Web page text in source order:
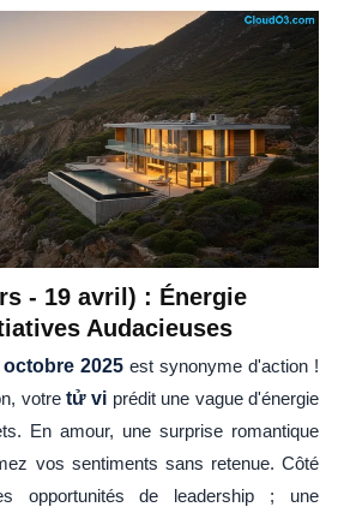
- 19 avril) : Énergie
Audacieuses
octobre 2025 est synonyme d'action !
votre tử vi prédit une vague d'énergie
En amour, une surprise romantique
vos sentiments sans retenue. Côté
opportunités de leadership ; une